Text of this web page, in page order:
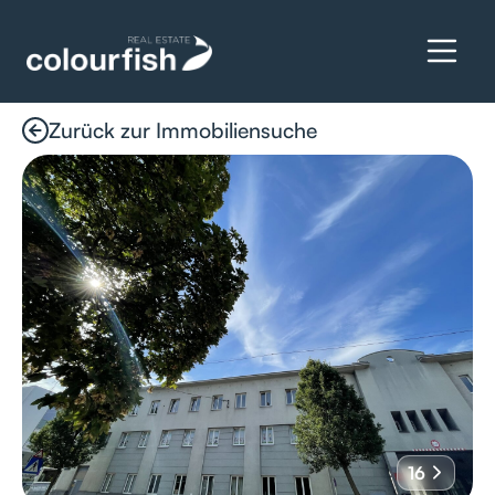
Zurück zur Immobiliensuche
16
Details anfragen